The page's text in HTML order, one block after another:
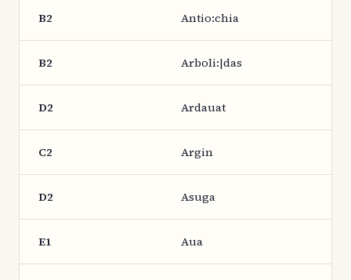
B2 Antio:chia
B2 Arboli:|das
D2 Ardauat
C2 Argin
D2 Asuga
E1 Aua